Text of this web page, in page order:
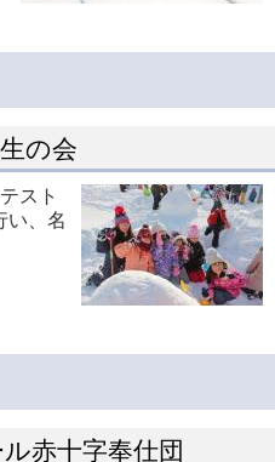
の会
スト
い、名
赤十字奉仕団